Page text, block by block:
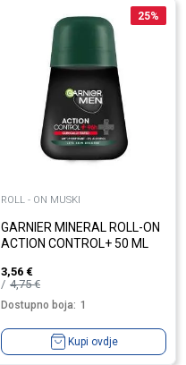
25%
ROLL - ON MUSKI
GARNIER MINERAL ROLL-ON
ACTION CONTROL+ 50 ML
3,56 €
4,75€
Dostupno boja: 1
Kupi ovdje